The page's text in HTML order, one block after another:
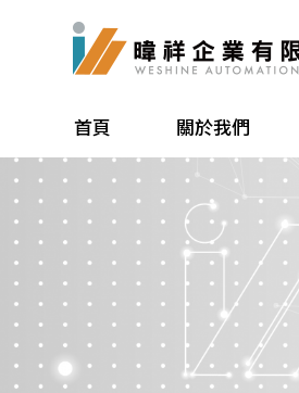
首頁 關於我們